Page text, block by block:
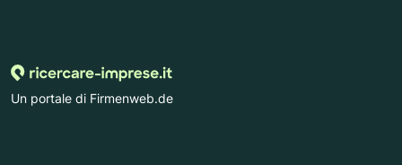
Un portale di Firmenweb.de